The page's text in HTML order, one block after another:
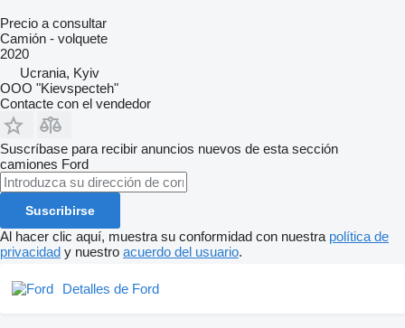
Precio a consultar
Camión - volquete
2020
Ucrania, Kyiv
OOO "Kievspecteh"
Contacte con el vendedor
Suscríbase para recibir anuncios nuevos de esta sección
camiones Ford
Suscribirse
Al hacer clic aquí, muestra su conformidad con nuestra política de
privacidad y nuestro acuerdo del usuario.
Detalles de Ford